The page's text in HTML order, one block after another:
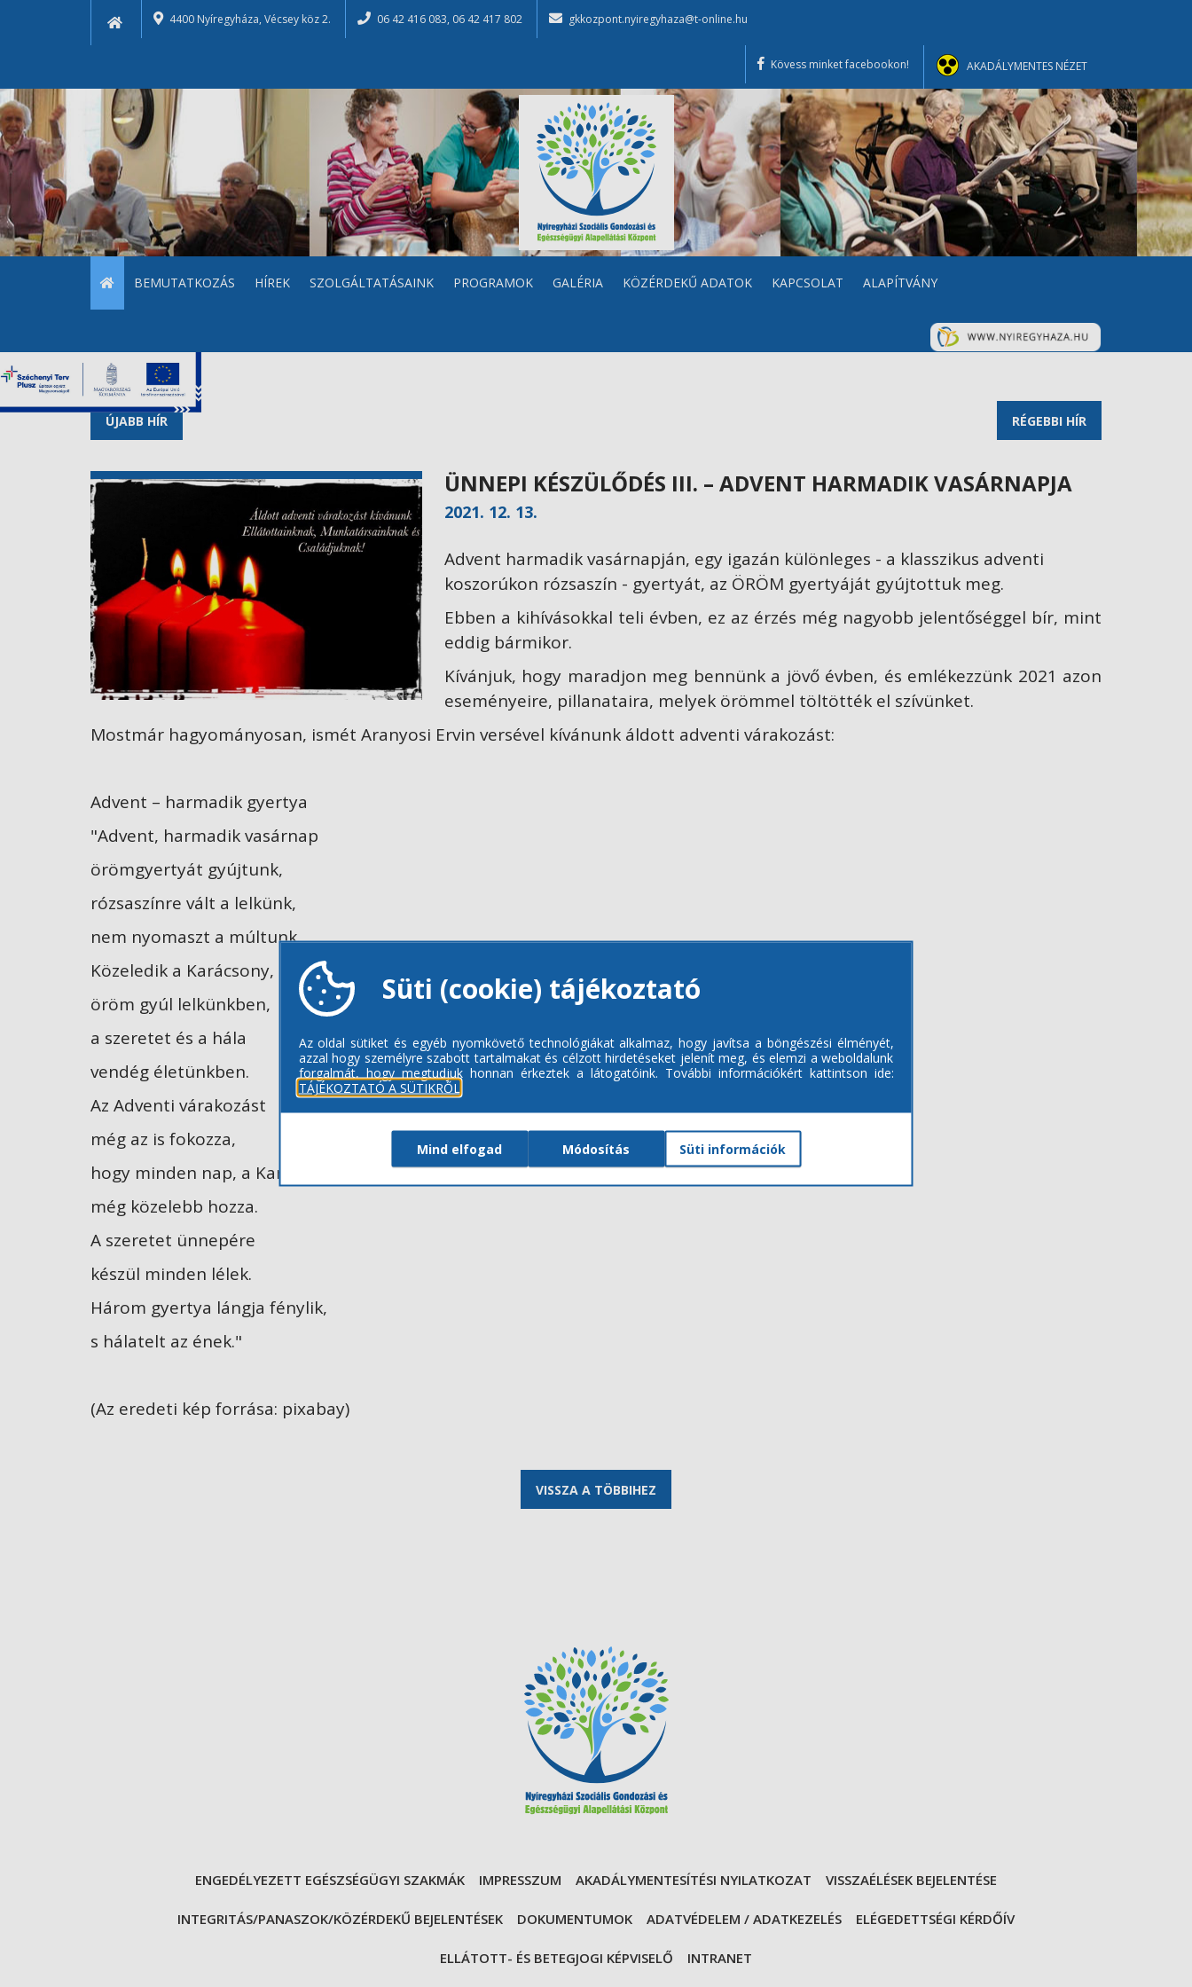
4400 Nyíregyháza, Vécsey köz 2. 06 42 416 083, 06 42 417 802 gkkozpont.nyiregyhaza@t-online.hu
AKADÁLYMENTES NÉZET
Kövess minket facebookon!
BEMUTATKOZÁS HÍREK SZOLGÁLTATÁSAINK PROGRAMOK GALÉRIA KÖZÉRDEKŰ ADATOK KAPCSOLAT ALAPÍTVÁNY
ÚJABB HÍR RÉGEBBI HÍR
ÜNNEPI KÉSZÜLŐDÉS III. – ADVENT HARMADIK VASÁRNAPJA
2021. 12. 13.
Advent harmadik vasárnapján, egy igazán különleges - a klasszikus adventi
koszorúkon rózsaszín - gyertyát, az ÖRÖM gyertyáját gyújtottuk meg.
Ebben a kihívásokkal teli évben, ez az érzés még nagyobb jelentőséggel bír, mint
eddig bármikor.
Kívánjuk, hogy maradjon meg bennünk a jövő évben, és emlékezzünk 2021 azon
eseményeire, pillanataira, melyek örömmel töltötték el szívünket.
Mostmár hagyományosan, ismét Aranyosi Ervin versével kívánunk áldott adventi várakozást:
Advent – harmadik gyertya
"Advent, harmadik vasárnap
örömgyertyát gyújtunk,
rózsaszínre vált a lelkünk,
nem nyomaszt a múltunk.
Közeledik a Karácsony,
öröm gyúl lelkünkben,
a szeretet és a hála
vendég életünkben.
Az Adventi várakozást
még az is fokozza,
hogy minden nap, a Karácsonyt,
még közelebb hozza.
A szeretet ünnepére
készül minden lélek.
Három gyertya lángja fénylik,
s hálatelt az ének."
(Az eredeti kép forrása: pixabay)
VISSZA A TÖBBIHEZ
ENGEDÉLYEZETT EGÉSZSÉGÜGYI SZAKMÁK IMPRESSZUM AKADÁLYMENTESÍTÉSI NYILATKOZAT VISSZAÉLÉSEK BEJELENTÉSE
INTEGRITÁS/PANASZOK/KÖZÉRDEKŰ BEJELENTÉSEK DOKUMENTUMOK ADATVÉDELEM / ADATKEZELÉS ELÉGEDETTSÉGI KÉRDŐÍV
ELLÁTOTT- ÉS BETEGJOGI KÉPVISELŐ INTRANET
Süti (cookie) tájékoztató
Az oldal sütiket és egyéb nyomkövető technológiákat alkalmaz, hogy javítsa a böngészési élményét,
azzal hogy személyre szabott tartalmakat és célzott hirdetéseket jelenít meg, és elemzi a weboldalunk
forgalmát, hogy megtudjuk honnan érkeztek a látogatóink. További információkért kattintson ide:
TÁJÉKOZTATÓ A SÜTIKRŐL
Mind elfogad Módosítás Süti információk